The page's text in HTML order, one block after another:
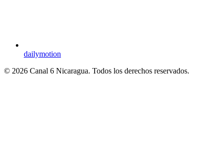
dailymotion
© 2026 Canal 6 Nicaragua. Todos los derechos reservados.